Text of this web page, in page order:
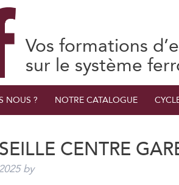
Vos formations
sur le système
NOUS ? NOTRE CATALOGUE
CENTRE
by